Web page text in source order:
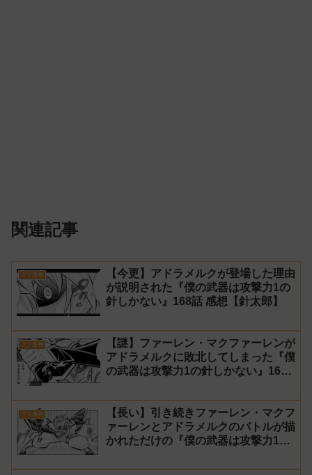
関連記事
クソ漫画
【今更】アドラメルクが登場した理由
が説明された『僕の武器は攻撃力1の
針しかない』168話 感想【針太郎】
クソ漫画
【謎】ファーレン・マクファーレンが
アドラメルクに敗北してしまった『僕
の武器は攻撃力1の針しかない』167
クソ漫画
【長い】引き続きファーレン・マクフ
ァーレンとアドラメルクのバトルが描
かれただけの『僕の武器は攻撃力1の